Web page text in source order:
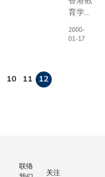
办第二
届「少
年科学
育学院
美德教
2000-
01-17
10 11 12
联络
关注